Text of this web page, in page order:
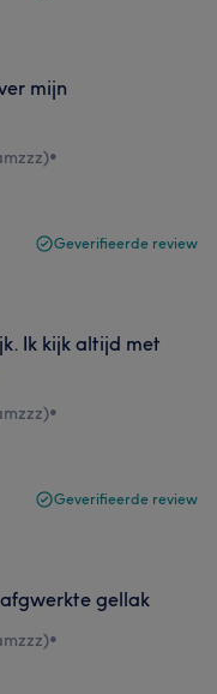
mijn
•
Geverifieerde review
Ik kijk altijd met
•
Geverifieerde review
gellak
•